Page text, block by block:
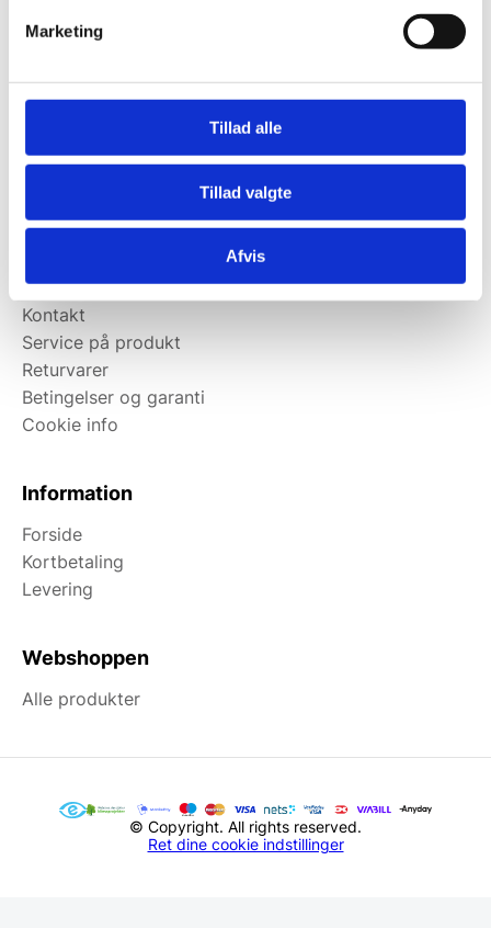
Marketing
Tillad alle
Tillad valgte
Afvis
Mandag til torsdag: 10:00 – 14:00.
Afhentning muligt
man-torsdag fra 08:00-16:00.
Fredag 08:00-13.00
Kundeservice
Kontakt
Service på produkt
Returvarer
Betingelser og garanti
Cookie info
Information
Forside
Kortbetaling
Levering
Webshoppen
Alle produkter
© Copyright. All rights reserved.
Ret dine cookie indstillinger